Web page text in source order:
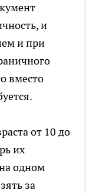
и
и при
вместо
от 10 до
их
одном
за